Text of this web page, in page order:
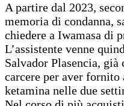
A partire dal 2023,
memoria di condanna,
chiedere a Iwamasa di
L’assistente venne
Salvador Plasencia, già
carcere per aver
ketamina nelle due